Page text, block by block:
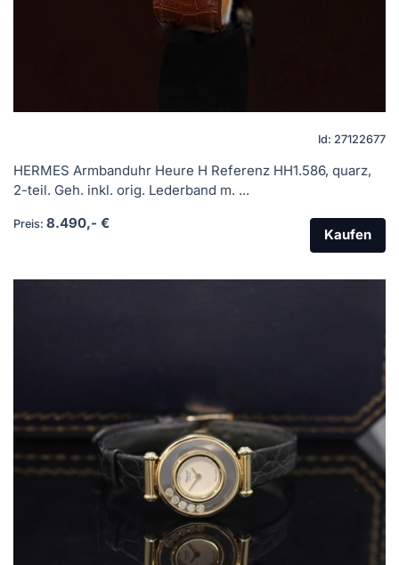
Id: 27122677
HERMES Armbanduhr Heure H Referenz HH1.586, quarz,
2-teil. Geh. inkl. orig. Lederband m. ...
Preis: 8.490,- €
Kaufen